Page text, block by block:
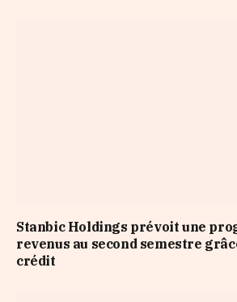
Stanbic Holdings prévoit une
revenus au second semestre
crédit